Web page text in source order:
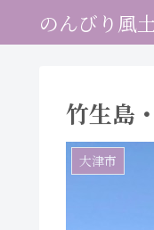
のんびり風
竹生島
大津市